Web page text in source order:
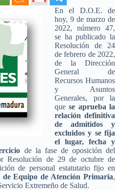
En el D.O.E. de
hoy, 9 de marzo de
2022, número 47,
se ha publicado la
Resolución de 24
de febrero de 2022,
de la Dirección
General de
Recursos Humanos
y Asuntos
Generales, por la
quese aprueba la
relación definitiva
de admitidos y
excluidos y se fija
el lugar, fecha y
de la fase de oposición del
Resolución de 29 de octubre de
de personal estatutario fijo en
de Equipo de Atención Primaria,
Extremeño de Salud.